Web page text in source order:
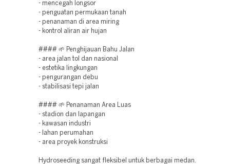
- mencegah longsor
- penguatan permukaan tanah
- penanaman di area miring
- kontrol aliran air hujan
#### 🌱 Penghijauan Bahu Jalan
- area jalan tol dan nasional
- estetika lingkungan
- pengurangan debu
- stabilisasi tepi jalan
#### 🌱 Penanaman Area Luas
- stadion dan lapangan
- kawasan industri
- lahan perumahan
- area proyek konstruksi
Hydroseeding sangat fleksibel untuk berbagai medan.